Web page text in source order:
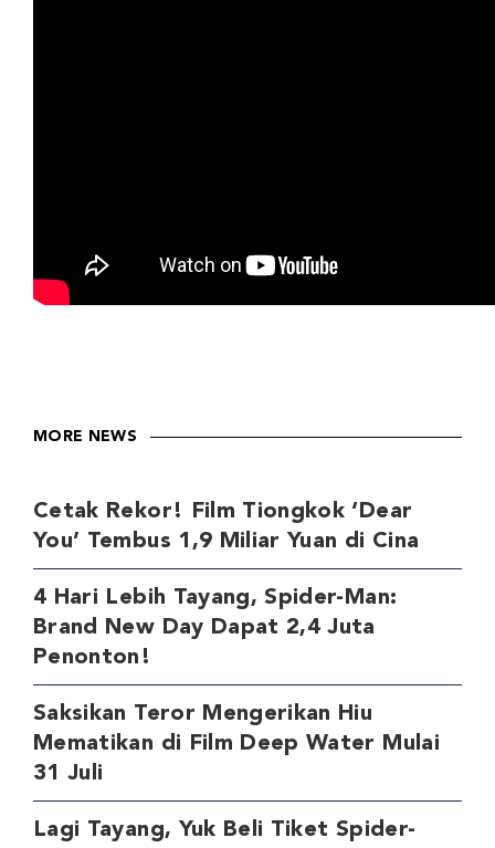
MORE NEWS
Cetak Rekor! Film Tiongkok ‘Dear
You’ Tembus 1,9 Miliar Yuan di Cina
4 Hari Lebih Tayang, Spider-Man:
Brand New Day Dapat 2,4 Juta
Penonton!
Saksikan Teror Mengerikan Hiu
Mematikan di Film Deep Water Mulai
31 Juli
Lagi Tayang, Yuk Beli Tiket Spider-